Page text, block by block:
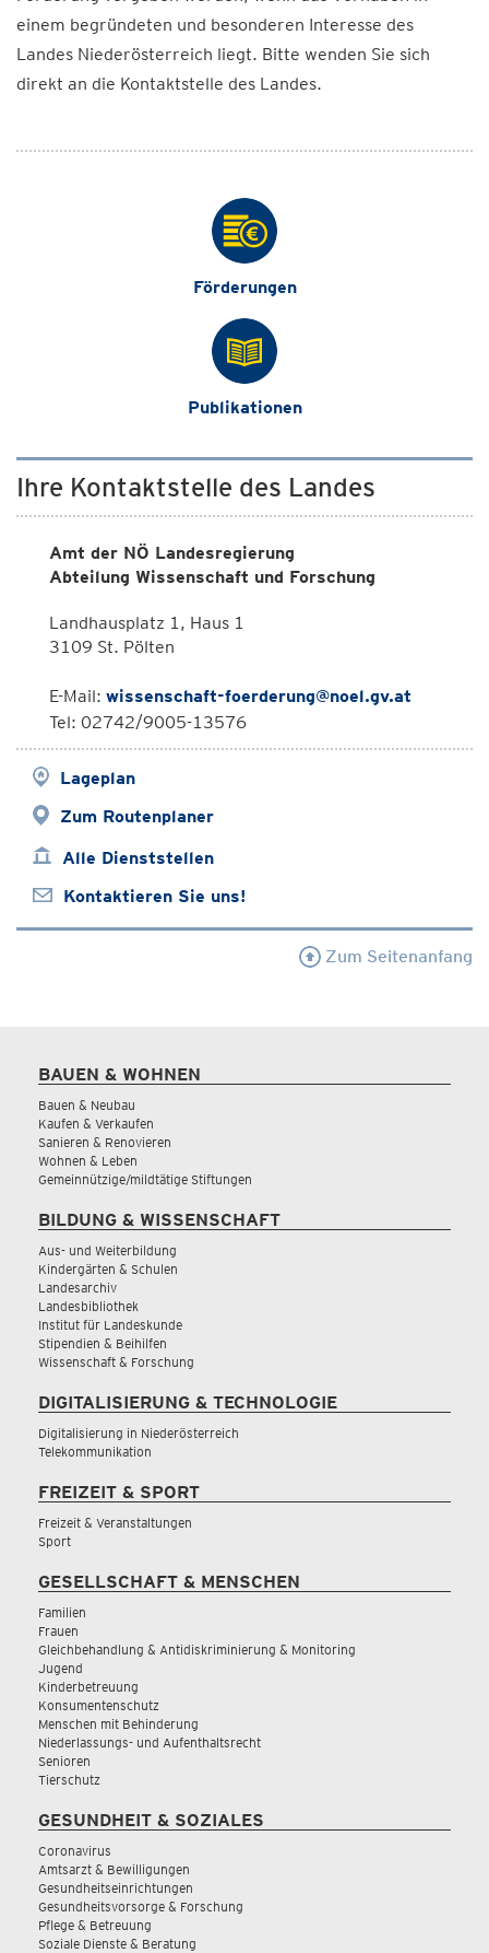
einem begründeten und besonderen Interesse des
Landes Niederösterreich liegt. Bitte wenden Sie sich
direkt an die Kontaktstelle des Landes.
Förderungen
Publikationen
Ihre Kontaktstelle des Landes
Amt der NÖ Landesregierung
Abteilung Wissenschaft und Forschung
Landhausplatz 1, Haus 1
3109 St. Pölten
E-Mail: wissenschaft-foerderung@noel.gv.at
Tel: 02742/9005-13576
Lageplan
Zum Routenplaner
Alle Dienststellen
Kontaktieren Sie uns!
Zum Seitenanfang
BAUEN & WOHNEN
Bauen & Neubau
Kaufen & Verkaufen
Sanieren & Renovieren
Wohnen & Leben
Gemeinnützige/mildtätige Stiftungen
BILDUNG & WISSENSCHAFT
Aus- und Weiterbildung
Kindergärten & Schulen
Landesarchiv
Landesbibliothek
Institut für Landeskunde
Stipendien & Beihilfen
Wissenschaft & Forschung
DIGITALISIERUNG & TECHNOLOGIE
Digitalisierung in Niederösterreich
Telekommunikation
FREIZEIT & SPORT
Freizeit & Veranstaltungen
Sport
GESELLSCHAFT & MENSCHEN
Familien
Frauen
Gleichbehandlung & Antidiskriminierung & Monitoring
Jugend
Kinderbetreuung
Konsumentenschutz
Menschen mit Behinderung
Niederlassungs- und Aufenthaltsrecht
Senioren
Tierschutz
GESUNDHEIT & SOZIALES
Coronavirus
Amtsarzt & Bewilligungen
Gesundheitseinrichtungen
Gesundheitsvorsorge & Forschung
Pflege & Betreuung
Soziale Dienste & Beratung